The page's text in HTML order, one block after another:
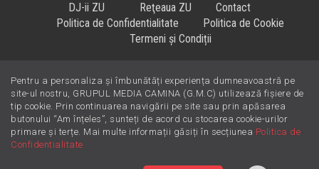
DJ-ii ZU Reţeaua ZU
Contact
Politica de Confidentialitate
Politica de Cookie
Termeni și Condiții
Hiturile se ascultă la !
Pentru a personaliza și îmbunătăți experiența dumneavoastră pe
site-ul nostru, GRUPUL MEDIA CAMINA (G.M.C) utilizează fișiere de
tip cookie. Prin continuarea navigării pe site sau prin apăsarea
butonului “Am înțeles”, sunteți de acord cu stocarea cookie-urilor
primare și terțe. Mai multe informații găsiți în secțiunea Politica de
Confidentialitate